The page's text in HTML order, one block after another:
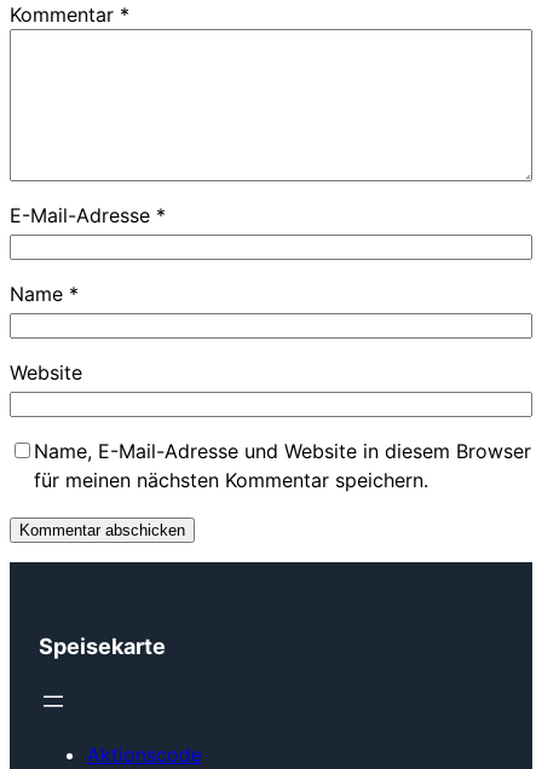
Kommentar *
E-Mail-Adresse *
Name *
Website
Name, E-Mail-Adresse und Website in diesem Browser
für meinen nächsten Kommentar speichern.
Speisekarte
Aktionscode